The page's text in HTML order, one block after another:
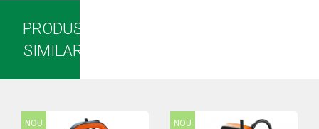
Cosuri Si Pubele
PRODUSE
SIMILARE
NOU NOU